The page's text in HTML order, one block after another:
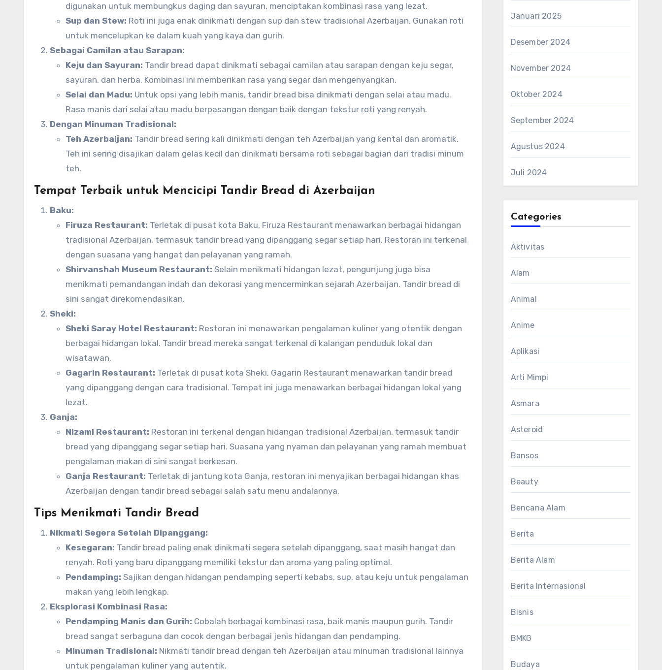
digunakan untuk membungkus daging dan sayuran, menciptakan kombinasi rasa yang lezat.
Sup dan Stew: Roti ini juga enak dinikmati dengan sup dan stew tradisional Azerbaijan. Gunakan roti
untuk mencelupkan ke dalam kuah yang kaya dan gurih.
Sebagai Camilan atau Sarapan:
Keju dan Sayuran: Tandir bread dapat dinikmati sebagai camilan atau sarapan dengan keju segar,
sayuran, dan herba. Kombinasi ini memberikan rasa yang segar dan mengenyangkan.
Selai dan Madu: Untuk opsi yang lebih manis, tandir bread bisa dinikmati dengan selai atau madu.
Rasa manis dari selai atau madu berpasangan dengan baik dengan tekstur roti yang renyah.
Dengan Minuman Tradisional:
Teh Azerbaijan: Tandir bread sering kali dinikmati dengan teh Azerbaijan yang kental dan aromatik.
Teh ini sering disajikan dalam gelas kecil dan dinikmati bersama roti sebagai bagian dari tradisi minum
teh.
Tempat Terbaik untuk Mencicipi Tandir Bread di Azerbaijan
Baku:
Firuza Restaurant: Terletak di pusat kota Baku, Firuza Restaurant menawarkan berbagai hidangan
tradisional Azerbaijan, termasuk tandir bread yang dipanggang segar setiap hari. Restoran ini terkenal
dengan suasana yang hangat dan pelayanan yang ramah.
Shirvanshah Museum Restaurant: Selain menikmati hidangan lezat, pengunjung juga bisa
menikmati pemandangan indah dan dekorasi yang mencerminkan sejarah Azerbaijan. Tandir bread di
sini sangat direkomendasikan.
Sheki:
Sheki Saray Hotel Restaurant: Restoran ini menawarkan pengalaman kuliner yang otentik dengan
berbagai hidangan lokal. Tandir bread mereka sangat terkenal di kalangan penduduk lokal dan
wisatawan.
Gagarin Restaurant: Terletak di pusat kota Sheki, Gagarin Restaurant menawarkan tandir bread
yang dipanggang dengan cara tradisional. Tempat ini juga menawarkan berbagai hidangan lokal yang
lezat.
Ganja:
Nizami Restaurant: Restoran ini terkenal dengan hidangan tradisional Azerbaijan, termasuk tandir
bread yang dipanggang segar setiap hari. Suasana yang nyaman dan pelayanan yang ramah membuat
pengalaman makan di sini sangat berkesan.
Ganja Restaurant: Terletak di jantung kota Ganja, restoran ini menyajikan berbagai hidangan khas
Azerbaijan dengan tandir bread sebagai salah satu menu andalannya.
Tips Menikmati Tandir Bread
Nikmati Segera Setelah Dipanggang:
Kesegaran: Tandir bread paling enak dinikmati segera setelah dipanggang, saat masih hangat dan
renyah. Roti yang baru dipanggang memiliki tekstur dan aroma yang paling optimal.
Pendamping: Sajikan dengan hidangan pendamping seperti kebabs, sup, atau keju untuk pengalaman
makan yang lebih lengkap.
Eksplorasi Kombinasi Rasa:
Pendamping Manis dan Gurih: Cobalah berbagai kombinasi rasa, baik manis maupun gurih. Tandir
bread sangat serbaguna dan cocok dengan berbagai jenis hidangan dan pendamping.
Minuman Tradisional: Nikmati tandir bread dengan teh Azerbaijan atau minuman tradisional lainnya
untuk pengalaman kuliner yang autentik.
Januari 2025
Desember 2024
November 2024
Oktober 2024
September 2024
Agustus 2024
Juli 2024
Categories
Aktivitas
Alam
Animal
Anime
Aplikasi
Arti Mimpi
Asmara
Asteroid
Bansos
Beauty
Bencana Alam
Berita
Berita Alam
Berita Internasional
Bisnis
BMKG
Budaya